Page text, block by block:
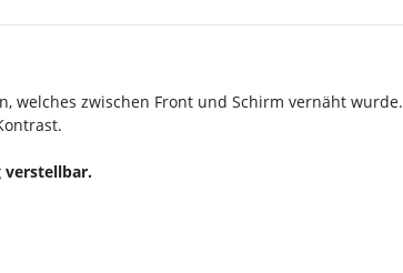
welches zwischen Front und Schirm vernäht wurde.
verstellbar.